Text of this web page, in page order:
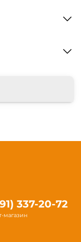
337-20-72
магазин